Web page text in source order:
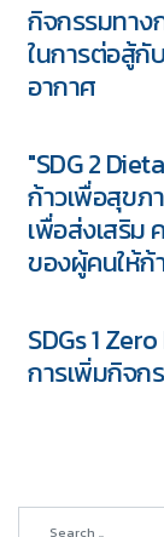
กิจกรรมทาง
ในการต่อสู้กั
อากาศ
"SDG 2
ก้าวเพื่อสุขภ
เพื่อส่งเสริม
ของผู้คนให้ก้
SDGs 1
การเพิ่มกิจก